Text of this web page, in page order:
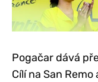
Pogačar dává
Cílí na San Remo